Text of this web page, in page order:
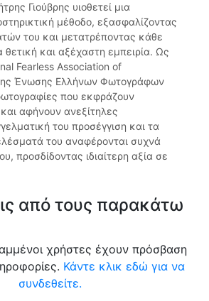
Γιούβρης υιοθετεί μια
μέθοδο, εξασφαλίζοντας
του και μετατρέποντας κάθε
και αξέχαστη εμπειρία. Ως
Fearless Association of
Ένωσης Ελλήνων Φωτογράφων
που εκφράζουν
αφήνουν ανεξίτηλες
του προσέγγιση και τα
του αναφέρονται συχνά
προσδίδοντας ιδιαίτερη αξία σε
από τους παρακάτω
χρήστες έχουν πρόσβαση
Κάντε κλικ εδώ για να
συνδεθείτε.